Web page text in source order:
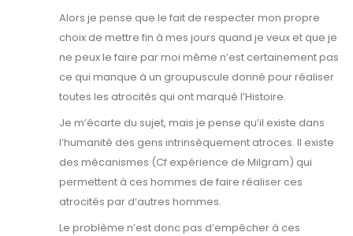
Alors je pense que le fait de respecter mon propre
choix de mettre fin à mes jours quand je veux et que je
ne peux le faire par moi même n’est certainement pas
ce qui manque à un groupuscule donné pour réaliser
toutes les atrocités qui ont marqué l’Histoire.
Je m’écarte du sujet, mais je pense qu’il existe dans
l’humanité des gens intrinsèquement atroces. Il existe
des mécanismes (Cf expérience de Milgram) qui
permettent à ces hommes de faire réaliser ces
atrocités par d’autres hommes.
Le problème n’est donc pas d’empêcher à ces